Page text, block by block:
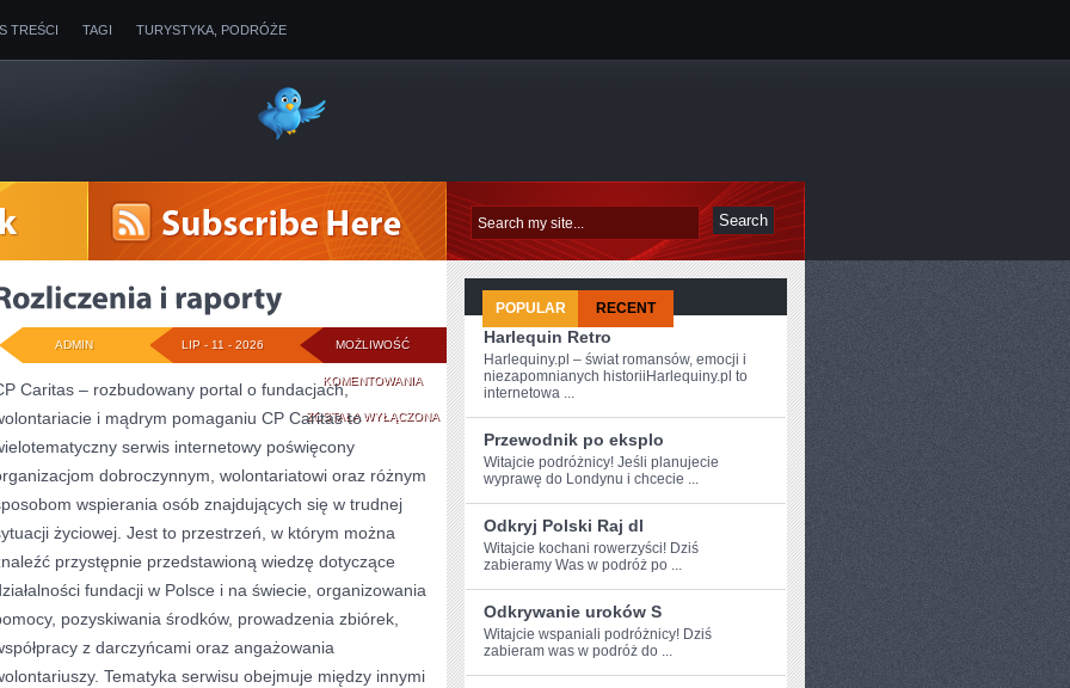
TREŚCI TAGI TURYSTYKA, PODRÓŻE
MOŻLIWOŚĆ
KOMENTOWANIAROZLICZENIA
I
RAPORTY
ZOSTAŁA WYŁĄCZONA
LIP - 11 - 2026
ADMIN
Caritas – rozbudowany portal o fundacjach,
i mądrym pomaganiu CP Caritas to
serwis internetowy poświęcony
dobroczynnym, wolontariatowi oraz różnym
wspierania osób znajdujących się w trudnej
życiowej. Jest to przestrzeń, w którym można
przystępnie przedstawioną wiedzę dotyczące
fundacji w Polsce i na świecie, organizowania
pozyskiwania środków, prowadzenia zbiórek,
z darczyńcami oraz angażowania
Tematyka serwisu obejmuje między innymi
POPULAR RECENT
Harlequin Retro
Harlequiny.pl – świat romansów, emocji i
niezapomnianych historiiHarlequiny.pl to
internetowa ...
Przewodnik po eksplo
Witajcie ⁤podróżnicy! Jeśli ‍planujecie
wyprawę do Londynu i chcecie ...
Odkryj Polski Raj dl
Witajcie kochani rowerzyści! Dziś
zabieramy Was w podróż po ...
Odkrywanie uroków S
Witajcie ⁢wspaniali podróżnicy! Dziś⁢
zabieram was w‌ podróż ⁣do ...